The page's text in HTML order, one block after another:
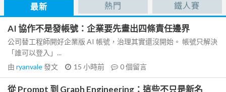
最新 熱門 鐵人賽
AI 協作不是發帳號：企業要先畫出四條責任邊界
公司替工程師開好企業版 AI 帳號，治理其實還沒開始。 帳號只解決
「誰可以登入」...
由 ryanvale發文 15 小時前 0個留言
從 Prompt 到 Graph Engineering：這些不只是新名